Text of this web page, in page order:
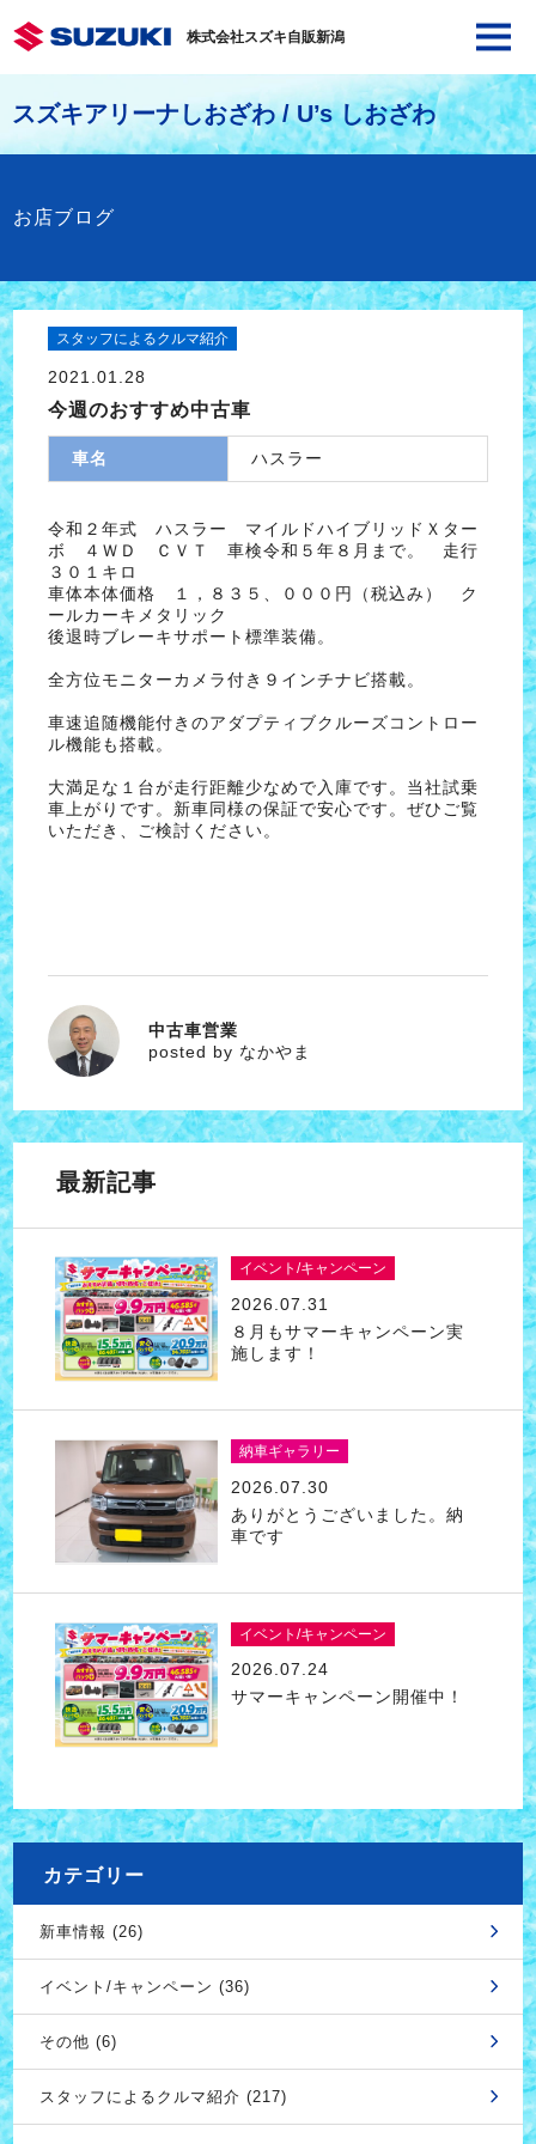
株式会社スズキ自販新潟
スズキアリーナしおざわ / U’s しおざわ
お店ブログ
スタッフによるクルマ紹介
2021.01.28
今週のおすすめ中古車
車名 ハスラー
令和２年式 ハスラー マイルドハイブリッドＸター
ボ ４ＷＤ ＣＶＴ 車検令和５年８月まで。 走行
３０１キロ
車体本体価格 １，８３５、０００円（税込み） ク
ールカーキメタリック
後退時ブレーキサポート標準装備。
全方位モニターカメラ付き９インチナビ搭載。
車速追随機能付きのアダプティブクルーズコントロー
ル機能も搭載。
大満足な１台が走行距離少なめで入庫です。当社試乗
車上がりです。新車同様の保証で安心です。ぜひご覧
いただき、ご検討ください。
なかやま
中古車営業
posted by なかやま
最新記事
イベント/キャンペーン
2026.07.31
８月もサマーキャンペーン実
施します！
納車ギャラリー
2026.07.30
ありがとうございました。納
車です
イベント/キャンペーン
2026.07.24
サマーキャンペーン開催中！
カテゴリー
新車情報 (26)
イベント/キャンペーン (36)
その他 (6)
スタッフによるクルマ紹介 (217)